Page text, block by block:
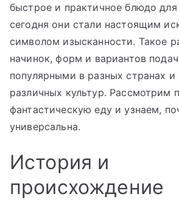
быстрое и практичное блюдо для
сегодня они стали настоящим
символом изысканности. Такое
начинок, форм и вариантов
популярными в разных странах и
различных культур. Рассмотрим
фантастическую еду и узнаем,
универсальна.
История и
происхождение